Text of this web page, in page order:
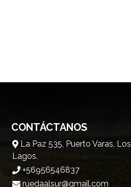
CONTÁCTANOS
La Paz 535, Puerto Varas, Los
Lagos.
+56956546837
ruedaalsur@gmail.com